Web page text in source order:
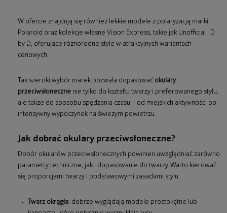
W ofercie znajdują się również lekkie modele z polaryzacją marki
Polaroid oraz kolekcje własne Vision Express, takie jak Unofficial i D
by D, oferujące różnorodne style w atrakcyjnych wariantach
cenowych.
Tak szeroki wybór marek pozwala dopasować okulary
przeciwsłoneczne nie tylko do kształtu twarzy i preferowanego stylu,
ale także do sposobu spędzania czasu – od miejskich aktywności po
intensywny wypoczynek na świeżym powietrzu.
Jak dobrać okulary przeciwsłoneczne?
Dobór okularów przeciwsłonecznych powinien uwzględniać zarówno
parametry techniczne, jak i dopasowanie do twarzy. Warto kierować
się proporcjami twarzy i podstawowymi zasadami stylu:
Twarz okrągła: dobrze wyglądają modele prostokątne lub